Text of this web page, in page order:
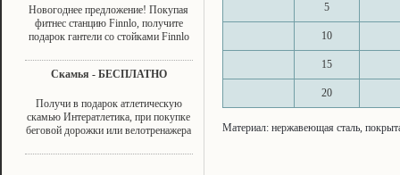
Новогоднее предложение! Покупая
фитнес станцию Finnlo, получите
подарок гантели со стойками Finnlo
Скамья - БЕСПЛАТНО
Получи в подарок атлетическую
скамью Интератлетика, при покупке
беговой дорожки или велотренажера
5
10
15
20
Материал: нержавеющая сталь,